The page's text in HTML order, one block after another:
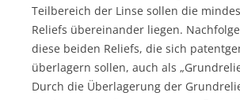
Teilbereich der Linse sollen die
Reliefs übereinander liegen.
diese beiden Reliefs, die sich
überlagern sollen, auch als
Durch die Überlagerung der